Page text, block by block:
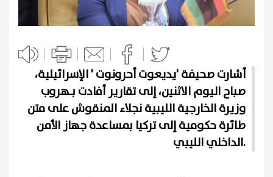
أشارت صحيفة 'يديعوت أحرونوت ' الإسرائيلية،
صباح اليوم الاثنين، إلى تقارير أفادت بـهروب
وزيرة الخارجية الليبية نجلاء المنقوش على متن
طائرة حكومية إلى تركيا بمساعدة جهاز الأمن
الداخلي الليبي.